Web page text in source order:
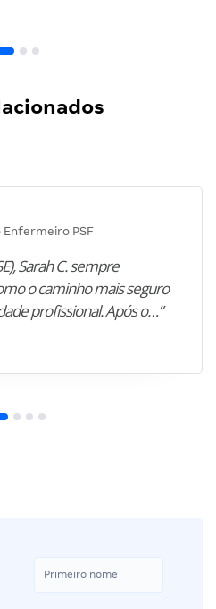
Enfermeiro PSF
Sarah C. sempre
o caminho mais seguro
profissional. Após o…”